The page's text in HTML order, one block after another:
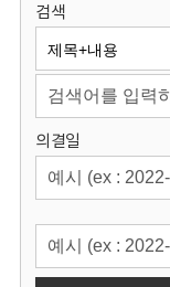
검색
의결일